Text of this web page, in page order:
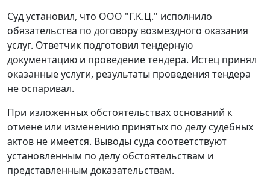
Суд установил, что ООО "Г.К.Ц." исполнило
обязательства по договору возмездного оказания
услуг. Ответчик подготовил тендерную
документацию и проведение тендера. Истец принял
оказанные услуги, результаты проведения тендера
не оспаривал.
При изложенных обстоятельствах оснований к
отмене или изменению принятых по делу судебных
актов не имеется. Выводы суда соответствуют
установленным по делу обстоятельствам и
представленным доказательствам.